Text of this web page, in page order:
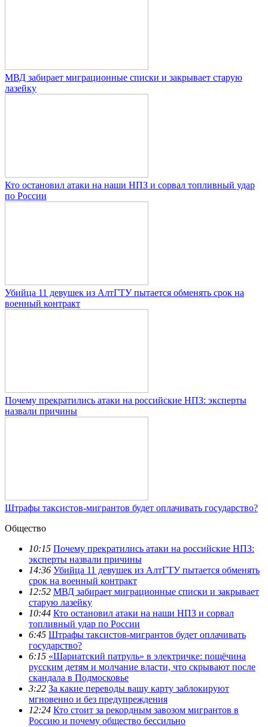
МВД забирает миграционные списки и закрывает старую
лазейку
Кто остановил атаки на наши НПЗ и сорвал топливный удар
по России
Убийца 11 девушек из АлтГТУ пытается обменять срок на
военный контракт
Почему прекратились атаки на российские НПЗ: эксперты
назвали причины
Штрафы таксистов-мигрантов будет оплачивать государство?
Общество
10:15 Почему прекратились атаки на российские НПЗ:
эксперты назвали причины
14:36 Убийца 11 девушек из АлтГТУ пытается обменять
срок на военный контракт
12:52 МВД забирает миграционные списки и закрывает
старую лазейку
10:44 Кто остановил атаки на наши НПЗ и сорвал
топливный удар по России
6:45 Штрафы таксистов-мигрантов будет оплачивать
государство?
6:15 «Шариатский патруль» в электричке: пощёчина
русским детям и молчание власти, что скрывают после
скандала в Подмосковье
3:22 За какие переводы вашу карту заблокируют
мгновенно и без предупреждения
12:24 Кто стоит за рекордным завозом мигрантов в
Россию и почему общество бессильно